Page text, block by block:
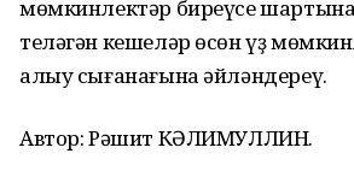
мөмкинлектәр биреүсе
теләгән кешеләр өсөн үҙ
алыу сығанағына әйләндереү.
Автор: Рәшит КӘЛИМУЛЛИН.